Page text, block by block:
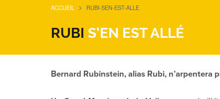
ACCUEIL > RUBI-SEN-EST-ALLE
RUBI S’EN EST ALLÉ
Bernard Rubinstein, alias Rubi, n’arpentera